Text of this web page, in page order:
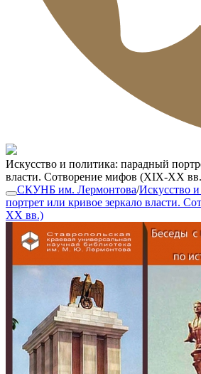
Искусство и политика: парадный
власти. Сотворение мифов (XIX-XX
СКУНБ им. Лермонтова/Искусство
портрет или кривое зеркало власти.
XX вв.)